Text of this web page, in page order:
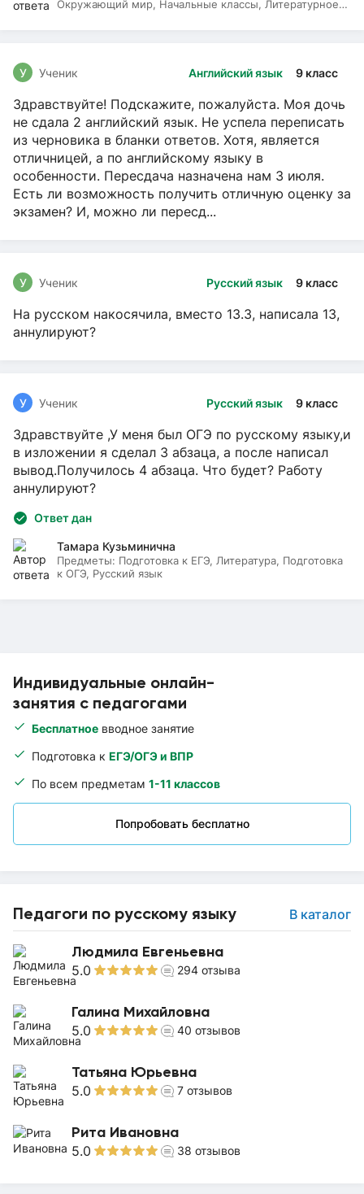
Индивидуальные онлайн-
занятия с педагогами
Бесплатное вводное занятие
Подготовка к ЕГЭ/ОГЭ и ВПР
По всем предметам 1-11 классов
Попробовать бесплатно
Педагоги по русскому языку В каталог
Людмила Евгеньевна
5.0 294 отзыва
Галина Михайловна
5.0 40 отзывов
Татьяна Юрьевна
5.0 7 отзывов
Рита Ивановна
5.0 38 отзывов
Окружающий мир, Начальные классы, Литературное
Английский язык 9 класс
У Ученик
Здравствуйте! Подскажите, пожалуйста. Моя дочь
не сдала 2 английский язык. Не успела переписать
из черновика в бланки ответов. Хотя, является
отличницей, а по английскому языку в
особенности. Пересдача назначена нам 3 июля.
Есть ли возможность получить отличную оценку за
экзамен? И, можно ли пересд...
Русский язык 9 класс
У Ученик
На русском накосячила, вместо 13.3, написала 13,
аннулируют?
Русский язык 9 класс
У Ученик
Здравствуйте ,У меня был ОГЭ по русскому языку,и
в изложении я сделал 3 абзаца, а после написал
вывод.Получилось 4 абзаца. Что будет? Работу
аннулируют?
Ответ дан
Тамара Кузьминична
Предметы: Подготовка к ЕГЭ, Литература, Подготовка
к ОГЭ, Русский язык